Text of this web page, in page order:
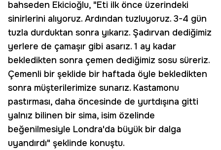
bahseden Ekicioğlu, "Eti ilk önce üzerindeki
sinirlerini alıyoruz. Ardından tuzluyoruz. 3-4 gün
tuzla durduktan sonra yıkarız. Şadırvan dediğimiz
yerlere de çamaşır gibi asarız. 1 ay kadar
bekledikten sonra çemen dediğimiz sosu süreriz.
Çemenli bir şeklide bir haftada öyle bekledikten
sonra müşterilerimize sunarız. Kastamonu
pastırması, daha öncesinde de yurtdışına gitti
yalnız bilinen bir sima, isim özelinde
beğenilmesiyle Londra'da büyük bir dalga
uyandırdı" şeklinde konuştu.